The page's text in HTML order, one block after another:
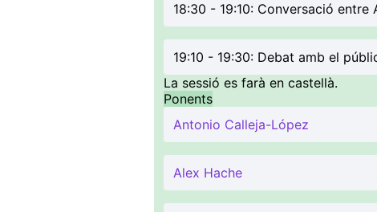
18:30 - 19:10: Conversació
19:10 - 19:30: Debat amb el
La sessió es farà en castellà.
Ponents
Antonio Calleja-López
Alex Hache